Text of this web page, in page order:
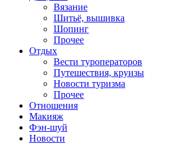
Вязание
Шитьё, вышивка
Шопинг
Прочее
Отдых
Вести туроператоров
Путешествия, круизы
Новости туризма
Прочее
Отношения
Макияж
Фэн-шуй
Новости